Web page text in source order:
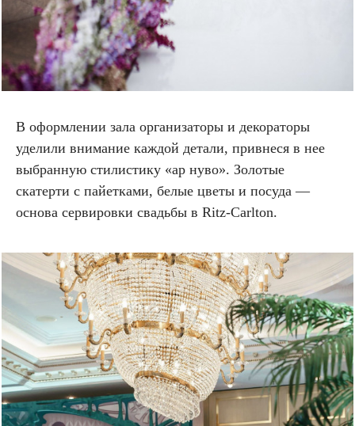
В оформлении зала организаторы и декораторы
уделили внимание каждой детали, привнеся в нее
выбранную стилистику «ар нуво». Золотые
скатерти с пайетками, белые цветы и посуда —
основа сервировки свадьбы в Ritz-Carlton.